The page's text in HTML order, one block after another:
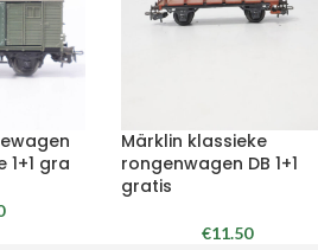
gra
Märklin klassieke
rongenwagen DB 1+1
gratis
€11.50